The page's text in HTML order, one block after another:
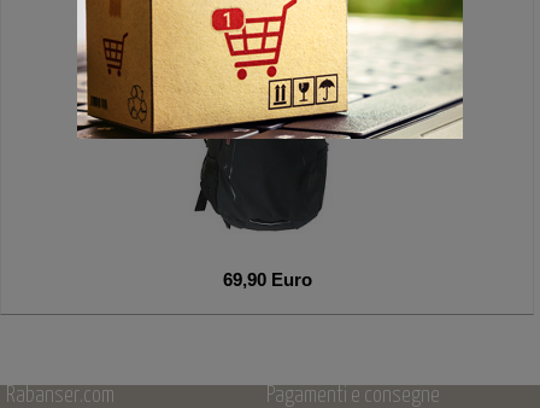
69,90 Euro
Rabanser.com Pagamenti e consegne